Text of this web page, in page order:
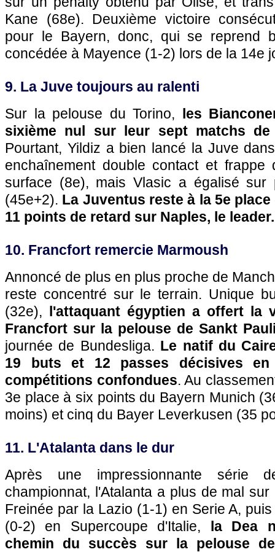
Kane (68e). Deuxième victoire
pour le Bayern, donc, qui se reprend
concédée à Mayence (1-2) lors de la 14e
9. La Juve toujours au ralenti
Sur la pelouse du Torino, les
sixième nul sur leur sept matchs de
Pourtant, Yildiz a bien lancé la Juve
enchaînement double contact et frappe
surface (8e), mais Vlasic a égalisé sur
(45e+2). La Juventus reste à la 5e
11 points de retard sur Naples, le leader.
10. Francfort remercie Marmoush
Annoncé de plus en plus proche de
reste concentré sur le terrain. Unique
(32e), l'attaquant égyptien a offert la
Francfort sur la pelouse de Sankt
journée de Bundesliga. Le natif du
19 buts et 12 passes décisives
compétitions confondues. Au
3e place à six points du Bayern Munich
moins) et cinq du Bayer Leverkusen (35
11. L'Atalanta dans le dur
Après une impressionnante série
championnat, l'Atalanta a plus de mal
Freinée par la Lazio (1-1) en Serie A,
(0-2) en Supercoupe d'Italie, la Dea
chemin du succès sur la pelouse